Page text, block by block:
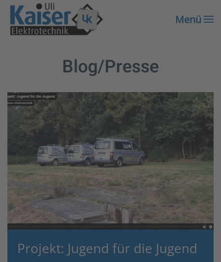
Zum Hauptinhalt springen
Menü
Blog/Presse
Projekt: Jugend für die Jugend